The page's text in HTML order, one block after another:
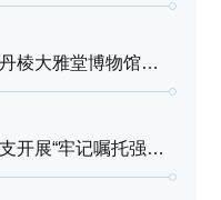
技师教育与职业培训党总支赴丹棱大雅堂博物馆开展主题党日活动
技师教育学院（中职部）团总支开展“牢记嘱托强技能，青春奋进新征程”五四专题学习活动